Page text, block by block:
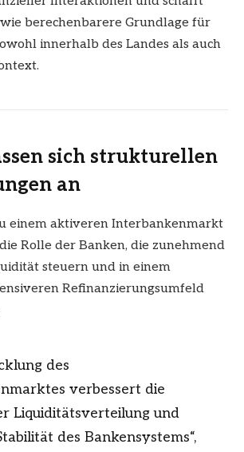
berechenbarere Grundlage für
innerhalb des Landes als auch
sich strukturellen
an
einem aktiveren Interbankenmarkt
Rolle der Banken, die zunehmend
steuern und in einem
Refinanzierungsumfeld
des
verbessert die
Liquiditätsverteilung und
des Bankensystems“,